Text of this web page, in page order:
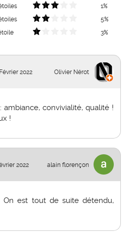
1%
5%
3%
Février 2022 Olivier Nérot
convivialité, qualité !
!
2022 alain florençon
On est tout de suite détendu,